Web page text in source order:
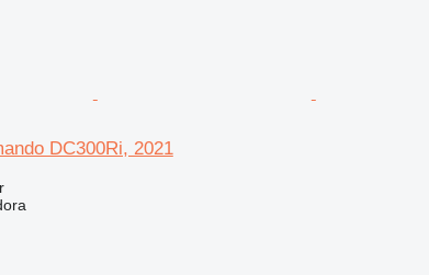
DC300Ri, 2021